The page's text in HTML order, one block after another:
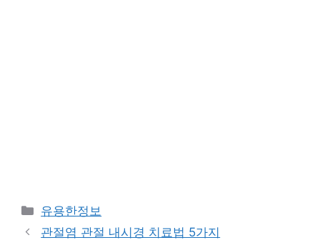
카
테
유용한정보
관절염 관절 내시경 치료법 5가지